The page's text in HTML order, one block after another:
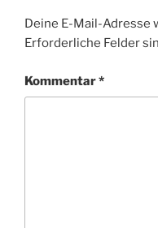
Deine E-Mail-
Erforderliche Felder
Kommentar*